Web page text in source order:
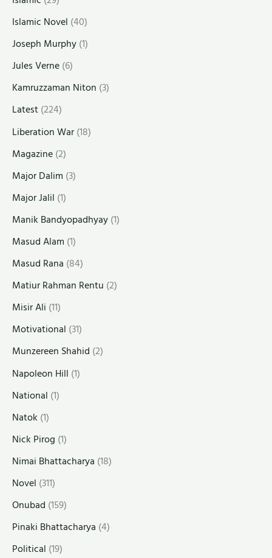
Islamic Novel (40)
Joseph Murphy(1)
Jules Verne(6)
Kamruzzaman Niton (3)
Latest(224)
Liberation War(18)
Magazine(2)
Major Dalim (3)
Major Jalil (1)
Manik Bandyopadhyay(1)
Masud Alam (1)
Masud Rana (84)
Matiur Rahman Rentu (2)
Misir Ali (11)
Motivational (31)
Munzereen Shahid (2)
Napoleon Hill (1)
National (1)
Natok (1)
Nick Pirog (1)
Nimai Bhattacharya (18)
Novel (311)
Onubad (159)
Pinaki Bhattacharya (4)
Political (19)